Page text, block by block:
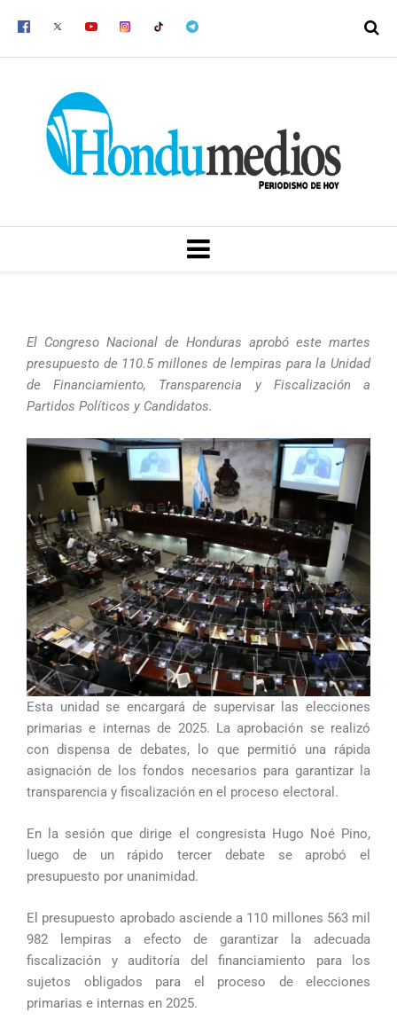
MENU
El Congreso Nacional de Honduras aprobó este martes
presupuesto de 110.5 millones de lempiras para la Unidad
de Financiamiento, Transparencia y Fiscalización a
Partidos Políticos y Candidatos.
Esta unidad se encargará de supervisar las elecciones
primarias e internas de 2025. La aprobación se realizó
con dispensa de debates, lo que permitió una rápida
asignación de los fondos necesarios para garantizar la
transparencia y fiscalización en el proceso electoral.
En la sesión que dirige el congresista Hugo Noé Pino,
luego de un rápido tercer debate se aprobó el
presupuesto por unanimidad.
El presupuesto aprobado asciende a 110 millones 563 mil
982 lempiras a efecto de garantizar la adecuada
fiscalización y auditoría del financiamiento para los
sujetos obligados para el proceso de elecciones
primarias e internas en 2025.